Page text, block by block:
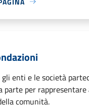
gli enti e le società
parte per
comunità.